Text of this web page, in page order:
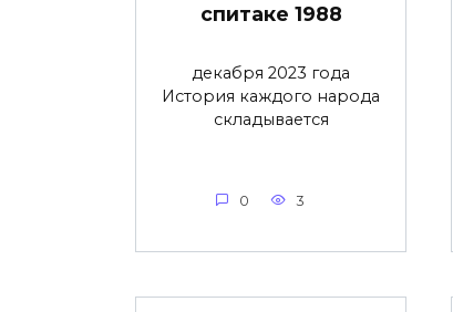
спитаке 1988
декабря 2023 года
История каждого народа
складывается
0 3